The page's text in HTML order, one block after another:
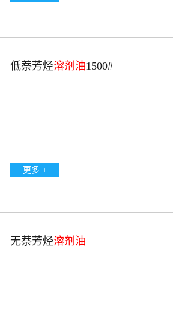
低萘芳烃溶剂油1500#
更多 +
无萘芳烃溶剂油